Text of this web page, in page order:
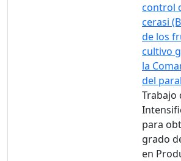
control
cerasi
de los
cultivo
la
del
Trabajo
para
grado
en